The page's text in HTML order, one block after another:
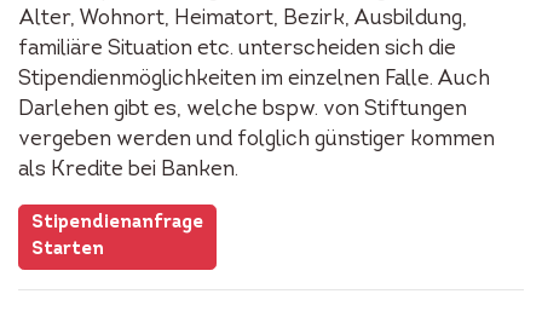
Alter, Wohnort, Heimatort, Bezirk, Ausbildung,
familiäre Situation etc. unterscheiden sich die
Stipendienmöglichkeiten im einzelnen Falle. Auch
Darlehen gibt es, welche bspw. von Stiftungen
vergeben werden und folglich günstiger kommen
als Kredite bei Banken.
Stipendienanfrage
Starten